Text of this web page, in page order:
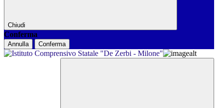
Chiudi
Conferma
Annulla Conferma